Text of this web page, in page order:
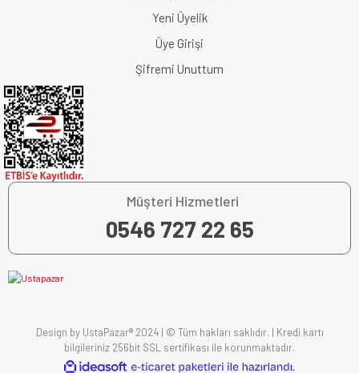
Yeni Üyelik
Üye Girişi
Şifremi Unuttum
Müşteri Hizmetleri
0546 727 22 65
Design by UstaPazar® 2024 | © Tüm hakları saklıdır. | Kredi kartı
bilgileriniz 256bit SSL sertifikası ile korunmaktadır.
ideasoft e-